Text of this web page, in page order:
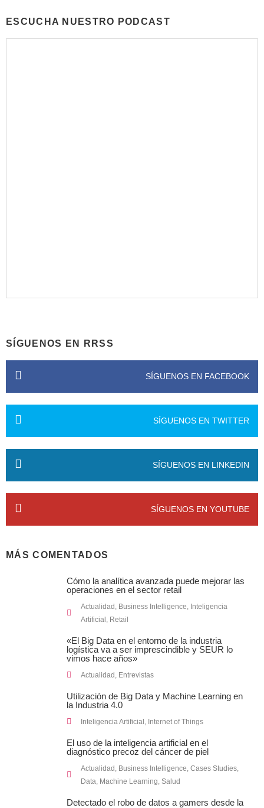
ESCUCHA NUESTRO PODCAST
SÍGUENOS EN RRSS
SÍGUENOS EN FACEBOOK
SÍGUENOS EN TWITTER
SÍGUENOS EN LINKEDIN
SÍGUENOS EN YOUTUBE
MÁS COMENTADOS
Cómo la analítica avanzada puede mejorar las
operaciones en el sector retail
Actualidad , Business Intelligence, Inteligencia
Artificial , Retail
«El Big Data en el entorno de la industria
logística va a ser imprescindible y SEUR lo
vimos hace años»
Actualidad , Entrevistas
Utilización de Big Data y Machine Learning en
la Industria 4.0
Inteligencia Artificial , Internet of Things
El uso de la inteligencia artificial en el
diagnóstico precoz del cáncer de piel
Actualidad , Business Intelligence, Cases Studies,
Data, Machine Learning, Salud
Detectado el robo de datos a gamers desde la